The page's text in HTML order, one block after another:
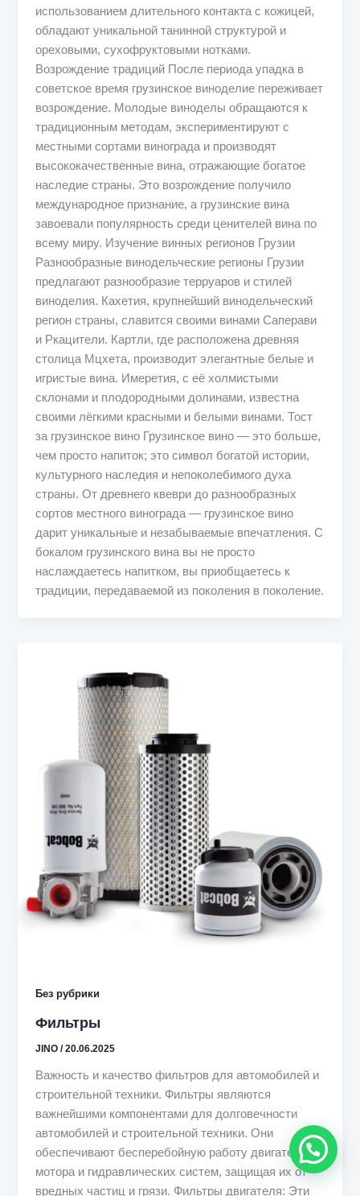
использованием длительного контакта с кожицей,
обладают уникальной танинной структурой и
ореховыми, сухофруктовыми нотками.
Возрождение традиций После периода упадка в
советское время грузинское виноделие переживает
возрождение. Молодые виноделы обращаются к
традиционным методам, экспериментируют с
местными сортами винограда и производят
высококачественные вина, отражающие богатое
наследие страны. Это возрождение получило
международное признание, а грузинские вина
завоевали популярность среди ценителей вина по
всему миру. Изучение винных регионов Грузии
Разнообразные винодельческие регионы Грузии
предлагают разнообразие терруаров и стилей
виноделия. Кахетия, крупнейший винодельческий
регион страны, славится своими винами Саперави
и Ркацители. Картли, где расположена древняя
столица Мцхета, производит элегантные белые и
игристые вина. Имеретия, с её холмистыми
склонами и плодородными долинами, известна
своими лёгкими красными и белыми винами. Тост
за грузинское вино Грузинское вино — это больше,
чем просто напиток; это символ богатой истории,
культурного наследия и непоколебимого духа
страны. От древнего квеври до разнообразных
сортов местного винограда — грузинское вино
дарит уникальные и незабываемые впечатления. С
бокалом грузинского вина вы не просто
наслаждаетесь напитком, вы приобщаетесь к
традиции, передаваемой из поколения в поколение.
Без рубрики
Фильтры
JINO/20.06.2025
Важность и качество фильтров для автомобилей и
строительной техники. Фильтры являются
важнейшими компонентами для долговечности
автомобилей и строительной техники. Они
обеспечивают бесперебойную работу двигателя,
мотора и гидравлических систем, защищая их от
вредных частиц и грязи. Фильтры двигателя: Эти